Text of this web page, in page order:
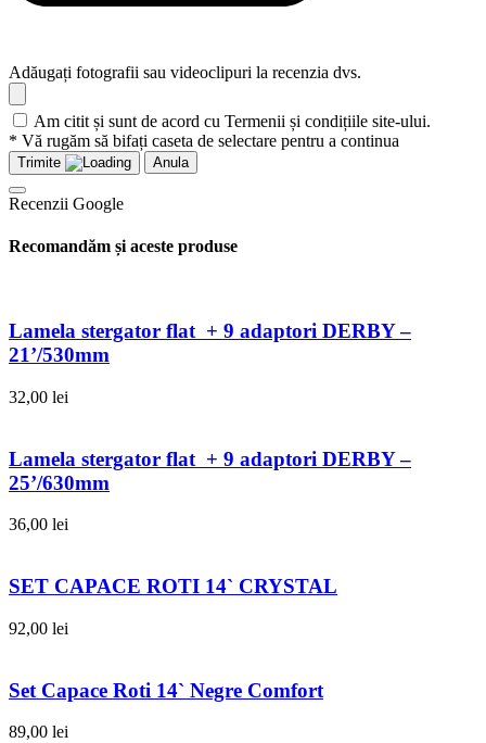
Adăugați fotografii sau videoclipuri la recenzia dvs.
Am citit și sunt de acord cu Termenii și condițiile site-ului.
* Vă rugăm să bifați caseta de selectare pentru a continua
Trimite Anula
Recenzii Google
Recomandăm și aceste produse
Lamela stergator flat + 9 adaptori DERBY –
21’/530mm
32,00 lei
Lamela stergator flat + 9 adaptori DERBY –
25’/630mm
36,00 lei
SET CAPACE ROTI 14` CRYSTAL
92,00 lei
Set Capace Roti 14` Negre Comfort
89,00 lei